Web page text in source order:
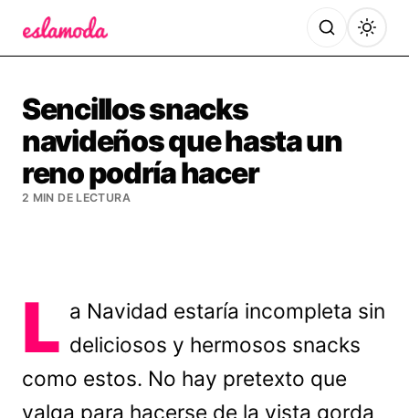
Sencillos snacks
navideños que hasta un
reno podría hacer
2 MIN DE LECTURA
L a Navidad estaría incompleta sin
deliciosos y hermosos snacks
como estos. No hay pretexto que
valga para hacerse de la vista gorda